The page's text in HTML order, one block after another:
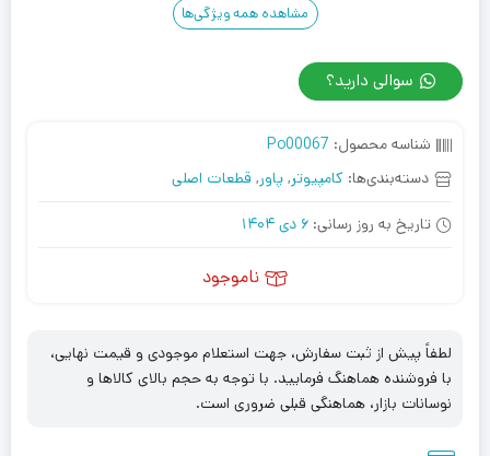
مشاهده همه ویژگی‌ها
سوالی دارید؟
شناسه محصول: Po00067
دسته‌بندی‌ها: کامپیوتر, پاور, قطعات اصلی
تاریخ به روز رسانی: 6 دی 1404
ناموجود
لطفاً پیش از ثبت سفارش، جهت استعلام موجودی و قیمت نهایی،
با فروشنده هماهنگ فرمایید. با توجه به حجم بالای کالاها و
نوسانات بازار، هماهنگی قبلی ضروری است.